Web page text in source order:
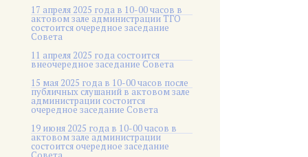
17 апреля 2025 года в 10-00 часов в
актовом зале администрации ТГО
состоится очередное заседание
Совета
11 апреля 2025 года состоится
внеочередное заседание Совета
15 мая 2025 года в 10-00 часов после
публичных слушаний в актовом зале
администрации состоится
очередное заседание Совета
19 июня 2025 года в 10-00 часов в
актовом зале администрации
состоится очередное заседание